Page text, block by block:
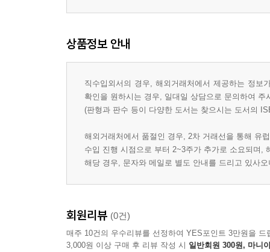
상품정보 안내
직수입외서의 경우, 해외거래처에서 제공하는 정
확인을 원하시는 경우, 일대일 상담으로 문의하여 주
(판형과 판수 등이 다양한 도서는 찾으시는 도서의
해외거래처에서 품절인 경우, 2차 거래선을 통해 유
수입 진행 시점으로 부터 2~3주가 추가로 소요되며,
해당 경우, 문자와 메일로 별도 안내를 드리고 있사
회원리뷰 (0건)
매주 10건의 우수리뷰를 선정하여 YES포인트 3만원을 드
3,000원 이상 구매 후 리뷰 작성 시 일반회원 300원, 마니